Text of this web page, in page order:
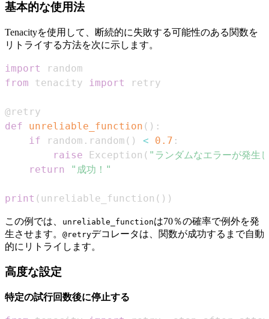
基本的な使用法
Tenacityを使用して、断続的に失敗する可能性のある関数を
リトライする方法を次に示します。
import
from tenacity import
@retry
def
unreliable_function ( ) :
if random . random ( ) < 0.7 :
raise Exception ( "ランダムなエラーが発生
return
"成功！"
print ( unreliable_function ( ) )
この例では、 unreliable_functionは70％の確率で例外を発
生させます。 @retryデコレータは、関数が成功するまで自動
的にリトライします。
高度な設定
特定の試行回数後に停止する